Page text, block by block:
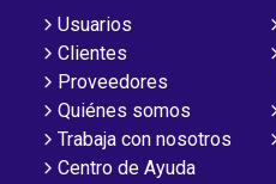
Usuarios
Clientes
Proveedores
Quiénes somos
Trabaja con nosotros
Centro de Ayuda